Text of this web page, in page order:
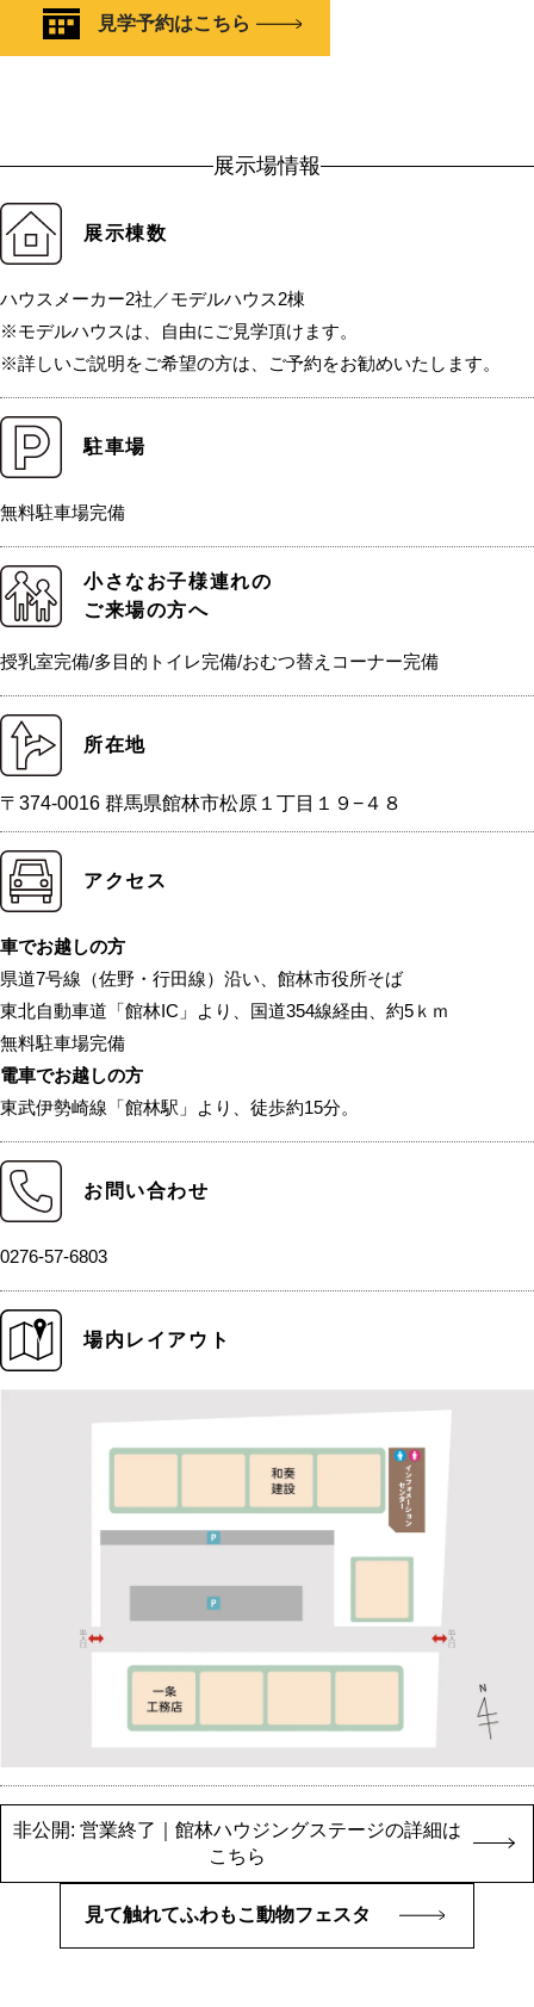
見学予約はこちら
展示場情報
展示棟数
ハウスメーカー2社／モデルハウス2棟
※モデルハウスは、自由にご見学頂けます。
※詳しいご説明をご希望の方は、ご予約をお勧めいたします。
駐車場
無料駐車場完備
小さなお子様連れの
ご来場の方へ
授乳室完備/多目的トイレ完備/おむつ替えコーナー完備
所在地
〒374-0016 群馬県館林市松原１丁目１９−４８
アクセス
車でお越しの方
県道7号線（佐野・行田線）沿い、館林市役所そば
東北自動車道「館林IC」より、国道354線経由、約5ｋｍ
無料駐車場完備
電車でお越しの方
東武伊勢崎線「館林駅」より、徒歩約15分。
お問い合わせ
0276-57-6803
場内レイアウト
非公開: 営業終了｜館林ハウジングステージの詳細は
こちら
見て触れてふわもこ動物フェスタ